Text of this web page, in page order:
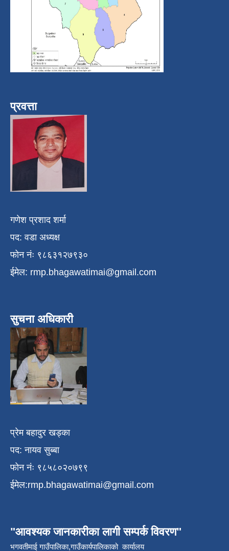
प्रवत्ता
गणेश प्रशाद शर्मा
पद: वडा अध्यक्ष
फोन नंः ९८६३१२७९३०
ईमेल: rmp.bhagawatimai@gmail.com
सुचना अधिकारी
प्रेम बहादुर खड्का
पद: नायव सुब्बा
फोन नंः ९८५८०२०७९९
ईमेल:rmp.bhagawatimai@gmail.com
"आवश्यक जानकारीका लागी सम्पर्क विवरण"
भगवतीमाई गाउँपालिका,गाउँकार्यपालिकाको कार्यालय